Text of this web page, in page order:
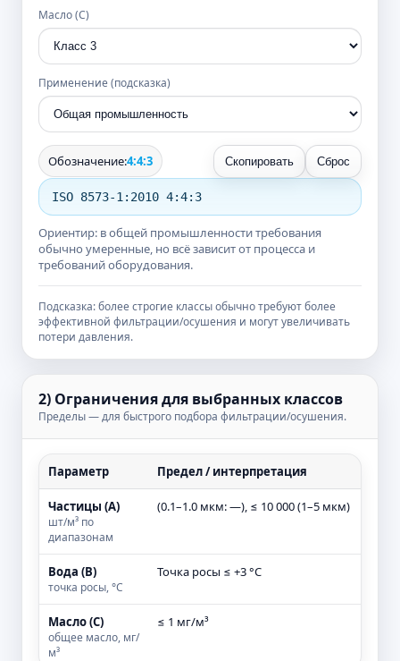
Масло (C)
Применение (подсказка)
Обозначение:4:4:3 Скопировать Сброс
ISO 8573-1:2010 4:4:3
Ориентир: в общей промышленности требования
обычно умеренные, но всё зависит от процесса и
требований оборудования.
Подсказка: более строгие классы обычно требуют более
эффективной фильтрации/осушения и могут увеличивать
потери давления.
2) Ограничения для выбранных классов
Пределы — для быстрого подбора фильтрации/осушения.
Параметр Предел / интерпретация
Частицы (A)
шт/м³ по
диапазонам
(0.1–1.0 мкм: —), ≤ 10 000 (1–5 мкм)
Вода (B)
точка росы, °C
Точка росы ≤ +3 °C
Масло (C)
общее масло, мг/
м³
≤ 1 мг/м³